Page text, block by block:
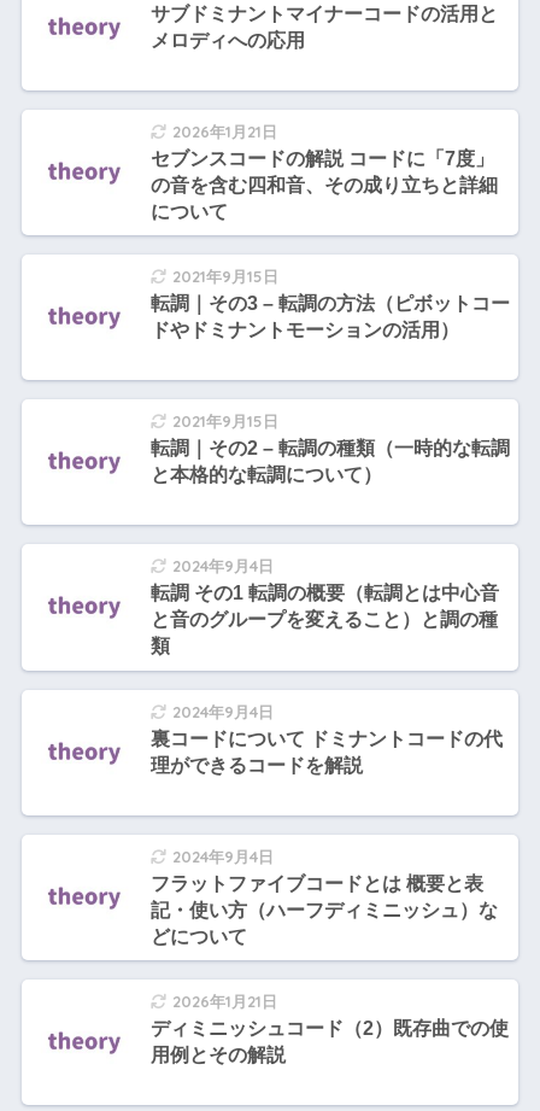
サブドミナントマイナーコードの活用と
メロディへの応用
2026年1月21日
セブンスコードの解説 コードに「7度」
の音を含む四和音、その成り立ちと詳細
について
2021年9月15日
転調｜その3 – 転調の方法（ピボットコー
ドやドミナントモーションの活用）
2021年9月15日
転調｜その2 – 転調の種類（一時的な転調
と本格的な転調について）
2024年9月4日
転調 その1 転調の概要（転調とは中心音
と音のグループを変えること）と調の種
類
2024年9月4日
裏コードについて ドミナントコードの代
理ができるコードを解説
2024年9月4日
フラットファイブコードとは 概要と表
記・使い方（ハーフディミニッシュ）な
どについて
2026年1月21日
ディミニッシュコード（2）既存曲での使
用例とその解説